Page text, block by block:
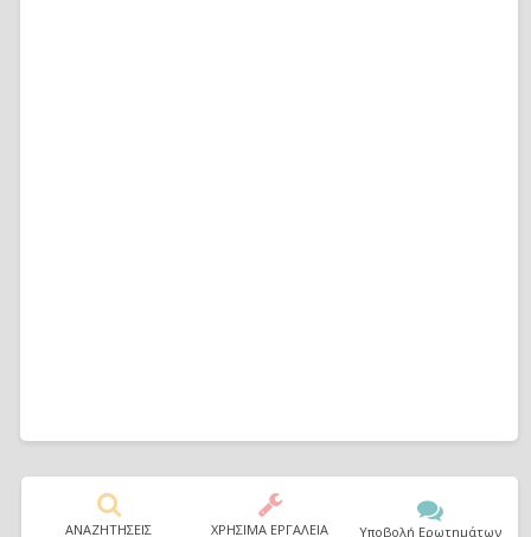
ΑΝΑΖΗΤΗΣΕΙΣ ΧΡΗΣΙΜΑ ΕΡΓΑΛΕΙΑ Υποβολή Ερωτημάτων